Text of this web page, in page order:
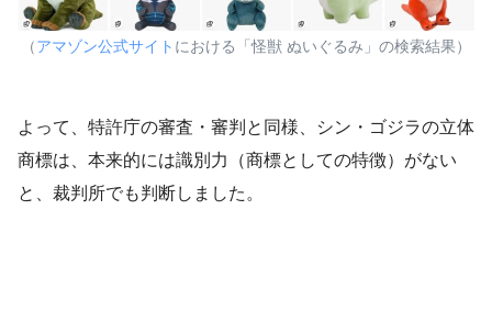
（アマゾン公式サイト における「怪獣 ぬいぐるみ」の検索結果）
よって、特許庁の審査・審判と同様、シン・ゴジラの立体
商標は、本来的には識別力（商標としての特徴）がない
と、裁判所でも判断しました。